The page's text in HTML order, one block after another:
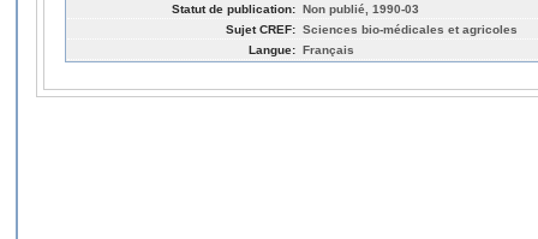
Statut de publication: Non publié, 1990-03
Sujet CREF: Sciences bio-médicales et agricoles
Langue: Français